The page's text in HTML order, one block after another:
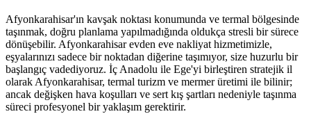
Afyonkarahisar'ın kavşak noktası konumunda ve termal bölgesinde
taşınmak, doğru planlama yapılmadığında oldukça stresli bir sürece
dönüşebilir. Afyonkarahisar evden eve nakliyat hizmetimizle,
eşyalarınızı sadece bir noktadan diğerine taşımıyor, size huzurlu bir
başlangıç vadediyoruz. İç Anadolu ile Ege'yi birleştiren stratejik il
olarak Afyonkarahisar, termal turizm ve mermer üretimi ile bilinir;
ancak değişken hava koşulları ve sert kış şartları nedeniyle taşınma
süreci profesyonel bir yaklaşım gerektirir.